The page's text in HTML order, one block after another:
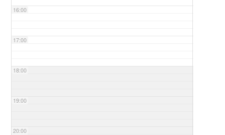
16:00
17:00
18:00
19:00
20:00